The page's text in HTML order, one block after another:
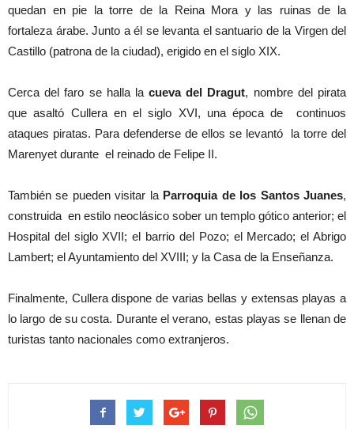
quedan en pie la torre de la Reina Mora y las ruinas de la
fortaleza árabe. Junto a él se levanta el santuario de la Virgen del
Castillo (patrona de la ciudad), erigido en el siglo XIX.
Cerca del faro se halla lacueva del Dragut, nombre del pirata
que asaltó Cullera en el siglo XVI, una época de continuos
ataques piratas. Para defenderse de ellos se levantó la torre del
Marenyet durante el reinado de Felipe II.
También se pueden visitar laParroquia de los Santos Juanes,
construida en estilo neoclásico sober un templo gótico anterior; el
Hospital del siglo XVII; el barrio del Pozo; el Mercado; el Abrigo
Lambert; el Ayuntamiento del XVIII; y la Casa de la Enseñanza.
Finalmente, Cullera dispone de varias bellas y extensas playas a
lo largo de su costa. Durante el verano, estas playas se llenan de
turistas tanto nacionales como extranjeros.